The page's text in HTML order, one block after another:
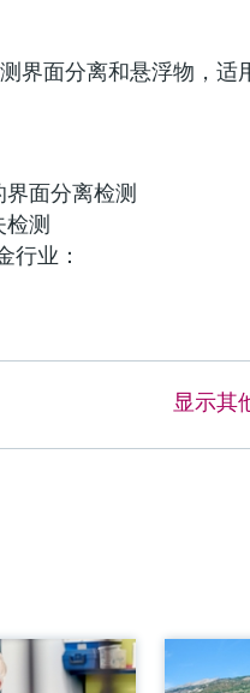
界面分离和悬浮物，适
面分离检测
检测
行业：
传感器
，最高130°C
支架）
量，
求。
测量范
更多
显示其